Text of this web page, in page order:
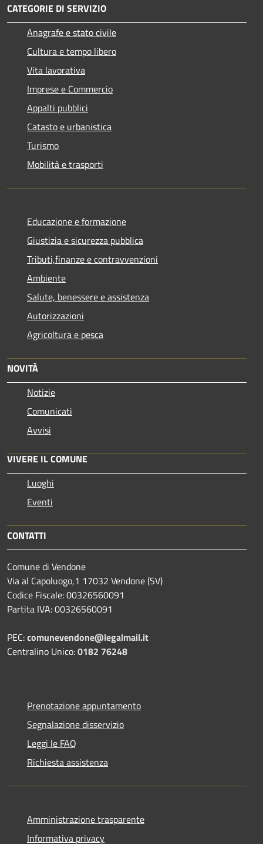
CATEGORIE DI SERVIZIO
Anagrafe e stato civile
Cultura e tempo libero
Vita lavorativa
Imprese e Commercio
Appalti pubblici
Catasto e urbanistica
Turismo
Mobilità e trasporti
Educazione e formazione
Giustizia e sicurezza pubblica
Tributi,finanze e contravvenzioni
Ambiente
Salute, benessere e assistenza
Autorizzazioni
Agricoltura e pesca
NOVITÀ
Notizie
Comunicati
Avvisi
VIVERE IL COMUNE
Luoghi
Eventi
CONTATTI
Comune di Vendone
Via al Capoluogo,1 17032 Vendone (SV)
Codice Fiscale: 00326560091
Partita IVA: 00326560091
PEC:comunevendone@legalmail.it
Centralino Unico:0182 76248
Prenotazione appuntamento
Segnalazione disservizio
Leggi le FAQ
Richiesta assistenza
Amministrazione trasparente
Informativa privacy